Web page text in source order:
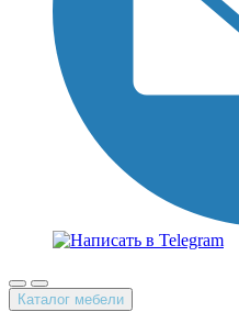
Каталог мебели